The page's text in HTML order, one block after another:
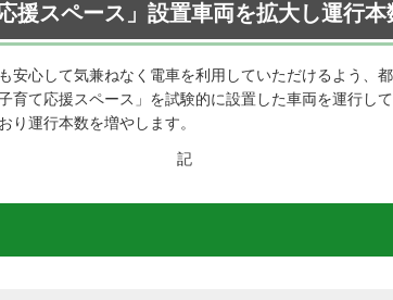
援スペース」設置車両を拡大し運行本
安心して気兼ねなく電車を利用していただけるよう、
て応援スペース」を試験的に設置した車両を運行して
り運行本数を増やします。
記